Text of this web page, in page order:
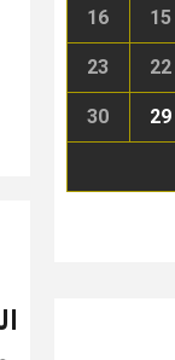
15
16
22
23
29
30